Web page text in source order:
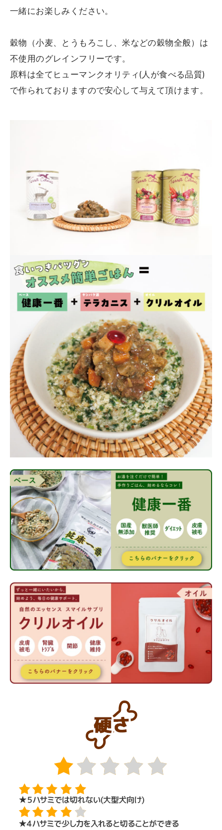
一緒にお楽しみください。
穀物（小麦、とうもろこし、米などの穀物全般）は
不使用のグレインフリーです。
原料は全てヒューマンクオリティ(人が食べる品質)
で作られておりますので安心して与えて頂けます。